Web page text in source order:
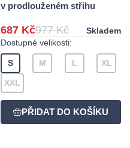
v prodlouženém střihu
687 Kč977 Kč
Skladem
Dostupné velikosti:
S M L XL
XXL